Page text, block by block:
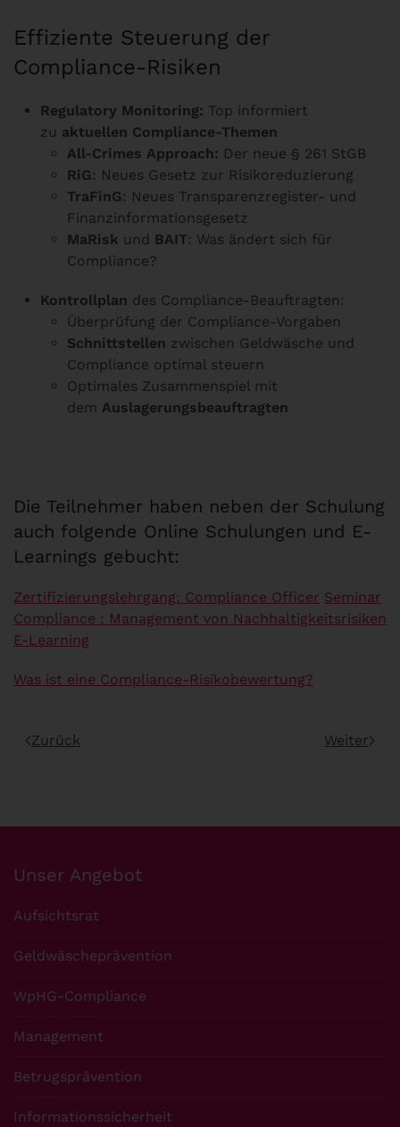
Effiziente Steuerung der
Compliance-Risiken
Regulatory Monitoring: Top informiert
zu aktuellen Compliance-Themen
All-Crimes Approach: Der neue § 261 StGB
RiG : Neues Gesetz zur Risikoreduzierung
TraFinG : Neues Transparenzregister- und
Finanzinformationsgesetz
MaRisk und BAIT: Was ändert sich für
Compliance?
Kontrollplan des Compliance-Beauftragten:
Überprüfung der Compliance-Vorgaben
Schnittstellen zwischen Geldwäsche und
Compliance optimal steuern
Optimales Zusammenspiel mit
dem Auslagerungsbeauftragten
Die Teilnehmer haben neben der Schulung
auch folgende Online Schulungen und E-
Learnings gebucht:
Zertifizierungslehrgang: Compliance Officer Seminar
Compliance : Management von Nachhaltigkeitsrisiken
E-Learning
Was ist eine Compliance-Risikobewertung?
Zurück Weiter
Unser Angebot
Aufsichtsrat
Geldwäscheprävention
WpHG-Compliance
Management
Betrugsprävention
Informationssicherheit